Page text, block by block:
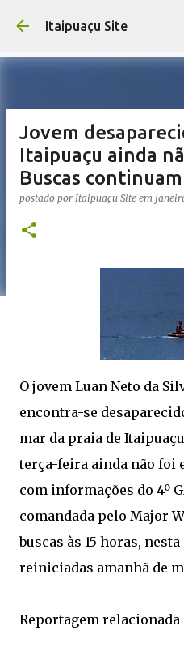
Pular para o
Itaipuaçu Site
Jovem
Itaipuaçu ainda
Buscas
postado por Itaipuaçu Site em
O jovem Luan Neto da
encontra-se
mar da praia de
terça-feira ainda não foi
com informações do 4º
comandada pelo Major
buscas às 15 horas,
reiniciadas amanhã de
Reportagem relacionada